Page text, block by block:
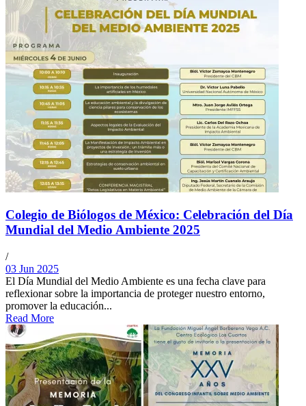
Colegio de Biólogos de México: Celebración del Día
Mundial del Medio Ambiente 2025
/
03 Jun 2025
El Día Mundial del Medio Ambiente es una fecha clave para
reflexionar sobre la importancia de proteger nuestro entorno,
promover la educación...
Read More